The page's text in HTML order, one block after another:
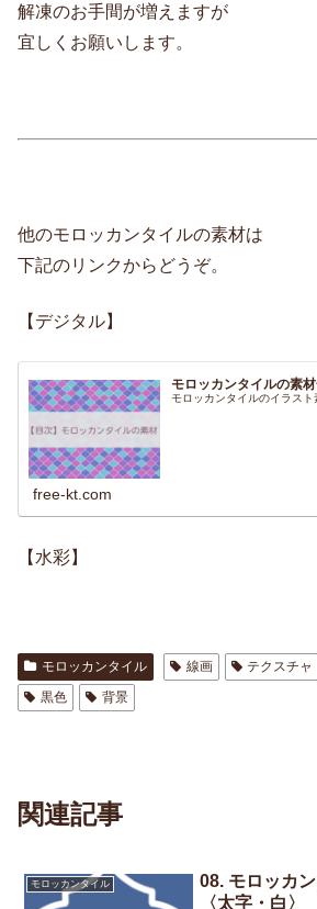
解凍のお手間が増えますが
宜しくお願いします。
他のモロッカンタイルの素材は
下記のリンクからどうぞ。
【デジタル】
モロッカンタイルの素
モロッカンタイルのイラス
free-kt.com
【水彩】
モロッカンタイル 線画 テクスチャ
黒色
背景
関連記事
モロッカンタイル
08. モロッカ
〈太字・白〉